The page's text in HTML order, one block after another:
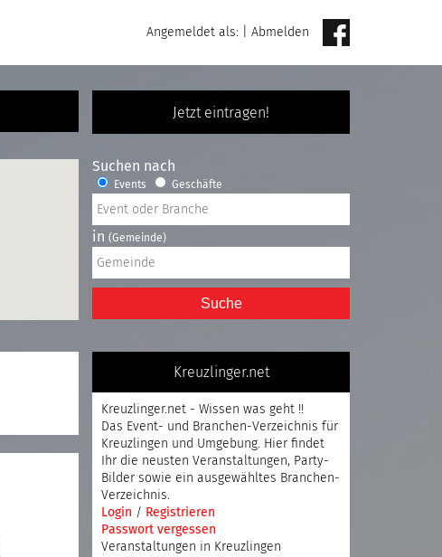
Angemeldet als: Abmelden
Jetzt eintragen!
Suchen nach
Events Geschäfte
in (Gemeinde)
Suche
Kreuzlinger.net
Kreuzlinger.net - Wissen was geht !!
Das Event- und Branchen-Verzeichnis für
Kreuzlingen und Umgebung. Hier findet
Ihr die neusten Veranstaltungen, Party-
Bilder sowie ein ausgewähltes Branchen-
Verzeichnis.
Login / Registrieren
Passwort vergessen
Veranstaltungen in Kreuzlingen